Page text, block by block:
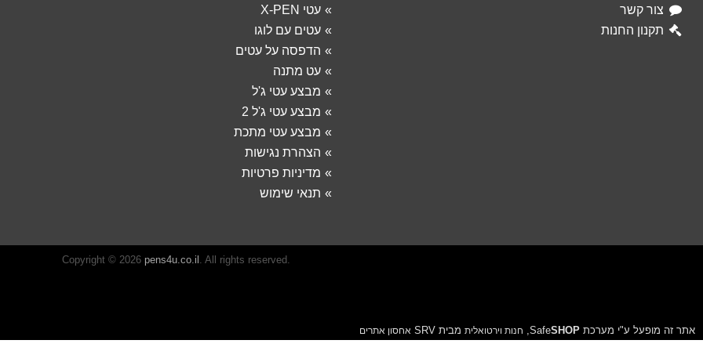
צור קשר
תקנון החנות
עטי X-PEN
עטים עם לוגו
הדפסה על עטים
עט מתנה
מבצע עטי ג'ל
מבצע עטי ג'ל 2
מבצע עטי מתכת
הצהרת נגישות
מדיניות פרטיות
תנאי שימוש
Copyright © 2026 pens4u.co.il . All rights reserved.
אתר זה מופעל ע"י מערכת Safe SHOP
, חנות וירטואלית מבית SRV אחסון אתרים